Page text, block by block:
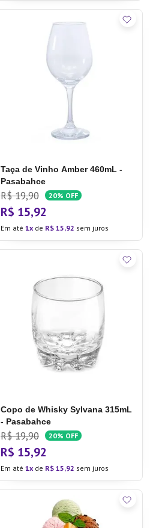
Taça de Vinho Amber 460mL -
Pasabahce
R$ 19,90 20% OFF
R$ 15,92
Em até1 de R$ 15,92 sem juros
Copo de Whisky Sylvana 315mL
- Pasabahce
R$ 19,90 20% OFF
R$ 15,92
Em até1 de R$ 15,92 sem juros